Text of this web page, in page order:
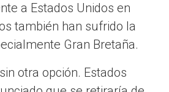
a Estados Unidos en
también han sufrido la
Gran Bretaña.
otra opción. Estados